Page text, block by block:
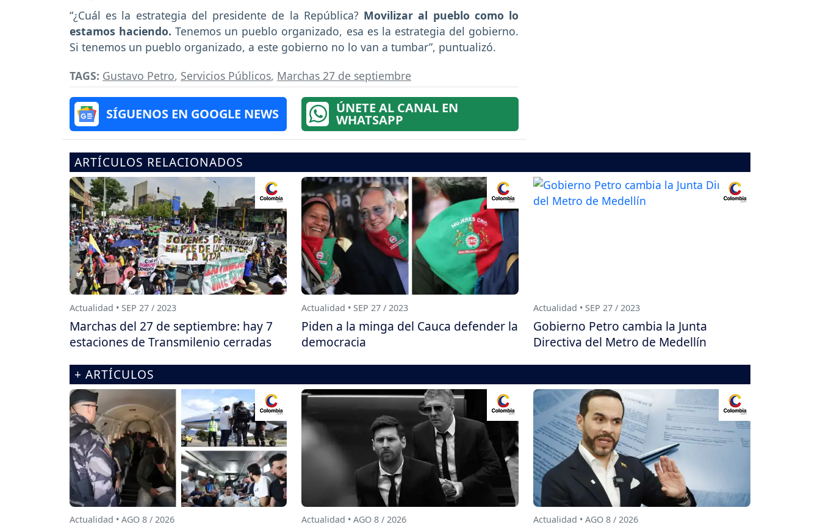
“¿Cuál es la estrategia del presidente de la República? Movilizar al pueblo como lo
estamos haciendo. Tenemos un pueblo organizado, esa es la estrategia del gobierno.
Si tenemos un pueblo organizado, a este gobierno no lo van a tumbar”, puntualizó.
TAGS: Gustavo Petro, Servicios Públicos, Marchas 27 de septiembre
SÍGUENOS EN GOOGLE NEWS ÚNETE AL CANAL EN
WHATSAPP
ARTÍCULOS RELACIONADOS
Actualidad • SEP 27 / 2023
Marchas del 27 de septiembre: hay 7
estaciones de Transmilenio cerradas
Actualidad • SEP 27 / 2023
Piden a la minga del Cauca defender la
democracia
Actualidad • SEP 27 / 2023
Gobierno Petro cambia la Junta
Directiva del Metro de Medellín
+ ARTÍCULOS
Actualidad • AGO 8 / 2026 Actualidad • AGO 8 / 2026 Actualidad • AGO 8 / 2026